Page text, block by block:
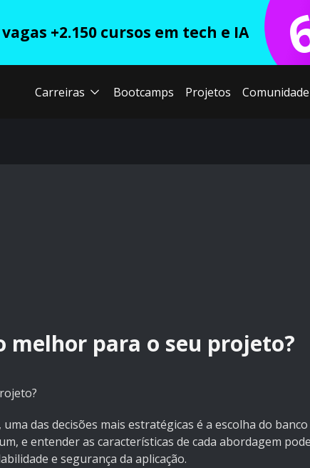
+2.150 cursos em tech e IA
Carreiras Bootcamps Projetos Comunidade
melhor para o seu projeto?
das decisões mais estratégicas é a escolha do banco
e entender as características de cada abordagem
e segurança da aplicação.